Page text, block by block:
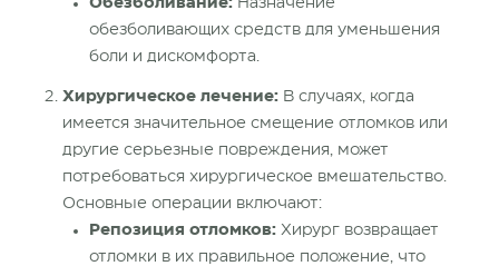
Обезболивание: Назначение
обезболивающих средств для уменьшения
боли и дискомфорта.
Хирургическое лечение: В случаях, когда
имеется значительное смещение отломков или
другие серьезные повреждения, может
потребоваться хирургическое вмешательство.
Основные операции включают:
Репозиция отломков: Хирург возвращает
отломки в их правильное положение, что